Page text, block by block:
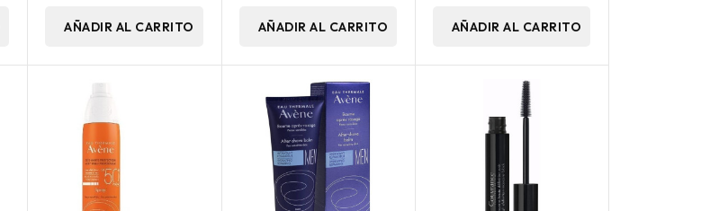
AÑADIR AL CARRITO AÑADIR AL CARRITO AÑADIR AL CARRITO